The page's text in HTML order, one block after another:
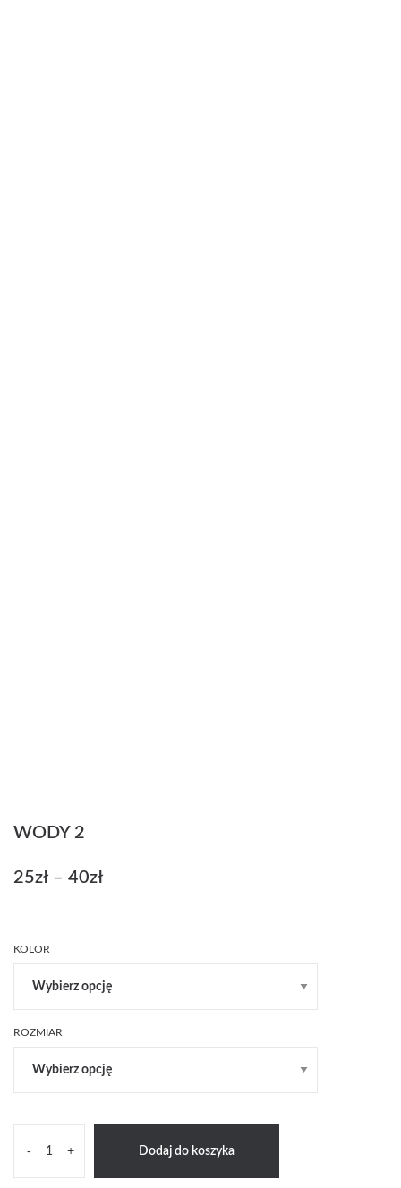
WODY 2
25zł – 40zł
25zł
40zł
KOLOR
ROZMIAR
-
Wody
+ Dodaj do koszyka